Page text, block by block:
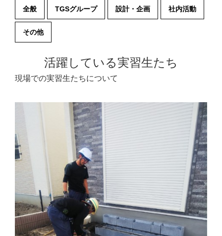
全般 TGSグループ 設計・企画 社内活動
その他
活躍している実習生たち
現場での実習生たちについて